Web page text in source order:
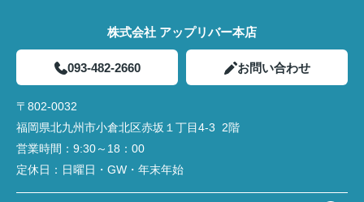
株式会社 アップリバー本店
093-482-2660 お問い合わせ
〒802-0032
福岡県北九州市小倉北区赤坂１丁目4‐3 2階
営業時間： 9:30～18：00
定休日： 日曜日・GW・年末年始